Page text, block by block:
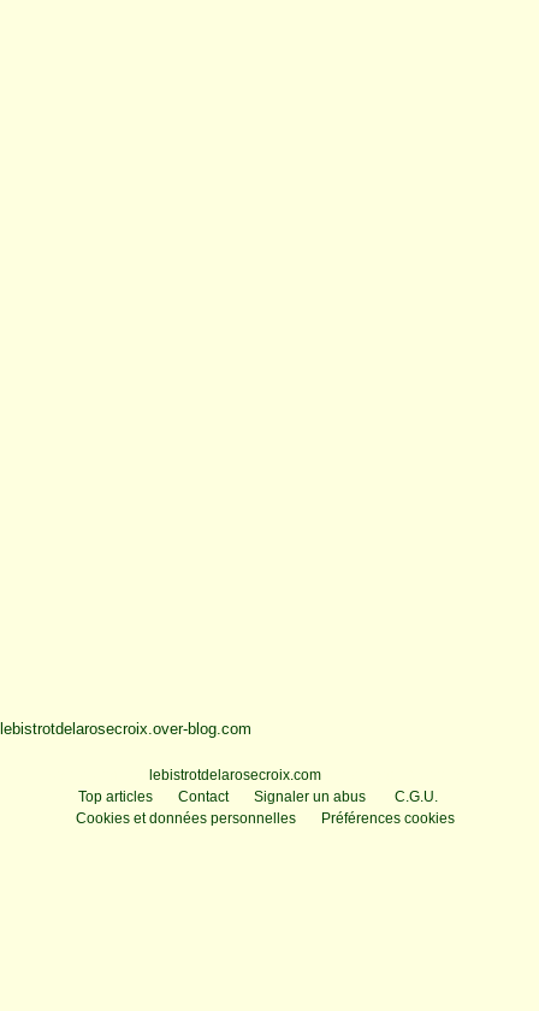
lebistrotdelarosecroix.over-blog.com
lebistrotdelarosecroix.com
Top articles
Contact Signaler un abus
C.G.U.
Cookies et données personnelles
Préférences cookies